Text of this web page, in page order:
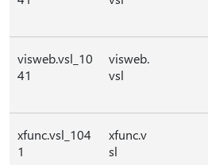
visweb.vsl_10
41
visweb.
vsl
xfunc.vsl_104
1
xfunc.v
sl